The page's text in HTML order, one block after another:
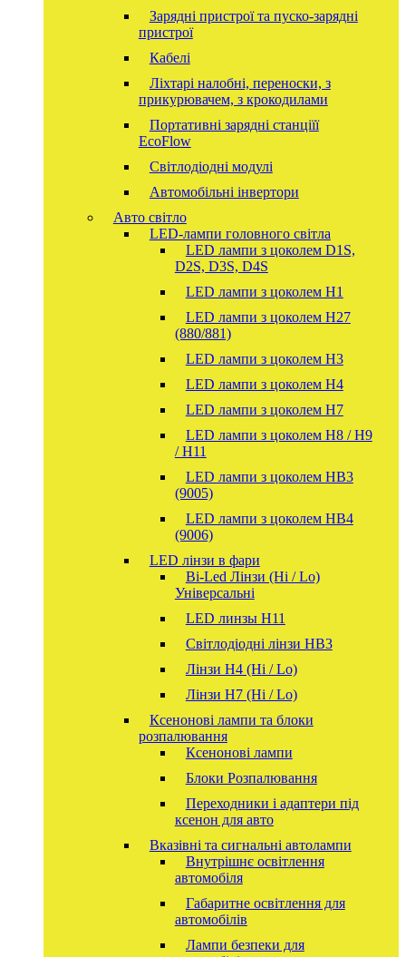
Зарядні пристрої та пуско-зарядні
пристрої
Кабелі
Ліхтарі налобні, переноски, з
прикурювачем, з крокодилами
Портативні зарядні станціїї
EcoFlow
Світлодіодні модулі
Автомобільні інвертори
Авто світло
LED-лампи головного світла
LED лампи з цоколем D1S,
D2S, D3S, D4S
LED лампи з цоколем H1
LED лампи з цоколем H27
(880/881)
LED лампи з цоколем H3
LED лампи з цоколем H4
LED лампи з цоколем H7
LED лампи з цоколем H8 / H9
/ H11
LED лампи з цоколем HB3
(9005)
LED лампи з цоколем HB4
(9006)
LED лінзи в фари
Bi-Led Лінзи (Hi / Lo)
Універсальні
LED линзы H11
Світлодіодні лінзи HB3
Лінзи Н4 (Hi / Lo)
Лінзи Н7 (Hi / Lo)
Ксенонові лампи та блоки
розпалювання
Ксенонові лампи
Блоки Розпалювання
Переходники і адаптери під
ксенон для авто
Вказівні та сигнальні автолампи
Внутрішнє освітлення
автомобіля
Габаритне освітлення для
автомобілів
Лампи безпеки для